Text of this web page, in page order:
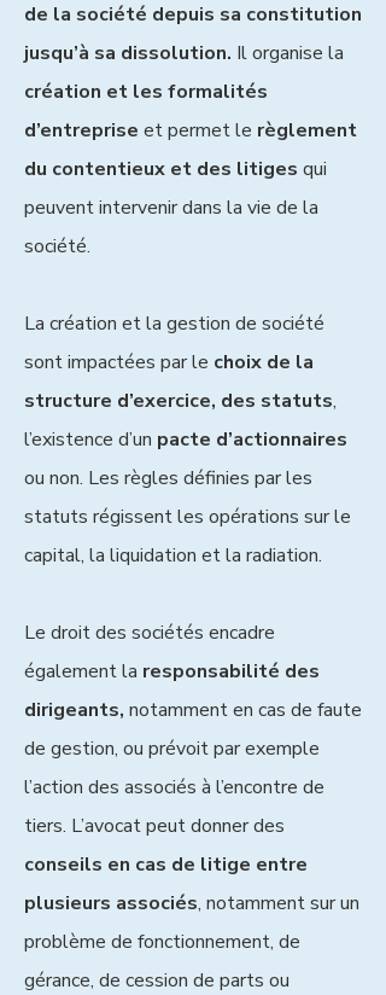
de la société depuis sa constitution
jusqu’à sa dissolution. Il organise la
création et les formalités
d’entreprise et permet le règlement
du contentieux et des litiges qui
peuvent intervenir dans la vie de la
société.
La création et la gestion de société
sont impactées par le choix de la
structure d’exercice, des statuts,
l’existence d’un pacte d’actionnaires
ou non. Les règles définies par les
statuts régissent les opérations sur le
capital, la liquidation et la radiation.
Le droit des sociétés encadre
également la responsabilité des
dirigeants, notamment en cas de faute
de gestion, ou prévoit par exemple
l’action des associés à l’encontre de
tiers. L’avocat peut donner des
conseils en cas de litige entre
plusieurs associés, notamment sur un
problème de fonctionnement, de
gérance, de cession de parts ou